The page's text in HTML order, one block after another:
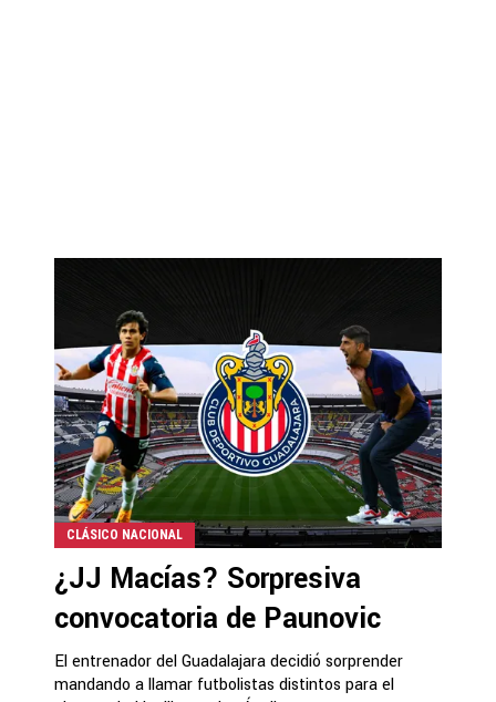
CLÁSICO NACIONAL
¿JJ Macías? Sorpresiva
convocatoria de Paunovic
El entrenador del Guadalajara decidió sorprender
mandando a llamar futbolistas distintos para el